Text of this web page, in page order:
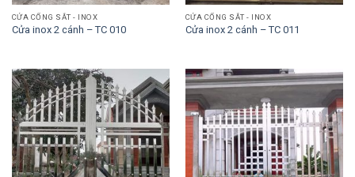
CỬA CỔNG SẮT - INOX
Cửa inox 2 cánh – TC 010
CỬA CỔNG SẮT - INOX
Cửa inox 2 cánh – TC 011